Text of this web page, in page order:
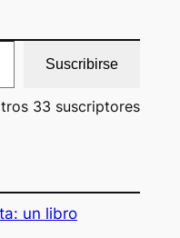
Suscribirse
33 suscriptores
un libro